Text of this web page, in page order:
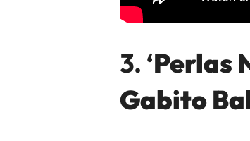
3. ‘Perlas
Gabito